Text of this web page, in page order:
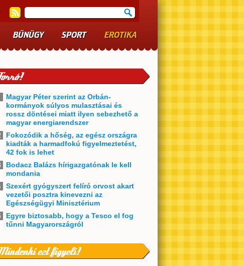
BŰNÜGY SPORT EROTIKA
Magyar Péter szerint az Orbán-
kormányok súlyos mulasztásai és
rossz döntései miatt ilyen sebezhető a
magyar energiarendszer
Fokozódik a hőség, az egész országra
kiadták a harmadfokú figyelmeztetést,
42 fok is lehet
Bodacz Balázs hírigazgatónak le kell
mondania
Szexért gyógyszert felíró orvost akart
vezetői posztra kinevezni az
Egészségügyi Minisztérium
Egyre biztosabb, hogy a Tesco el fog
tűnni Magyarországról